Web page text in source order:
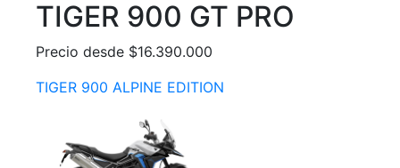
TIGER 900 GT PRO
Precio desde $16.390.000
TIGER 900 ALPINE EDITION